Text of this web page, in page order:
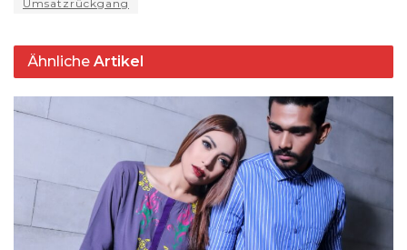
Umsatzrückgang
Ähnliche Artikel